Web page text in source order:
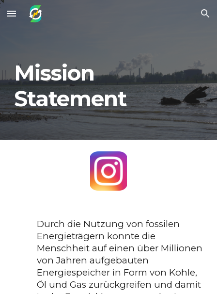
Skip to main content Skip to navigation
Mission
Statement
Durch die Nutzung von fossilen
Energieträgern konnte die
Menschheit auf einen über Millionen
von Jahren aufgebauten
Energiespeicher in Form von Kohle,
Öl und Gas zurückgreifen und damit